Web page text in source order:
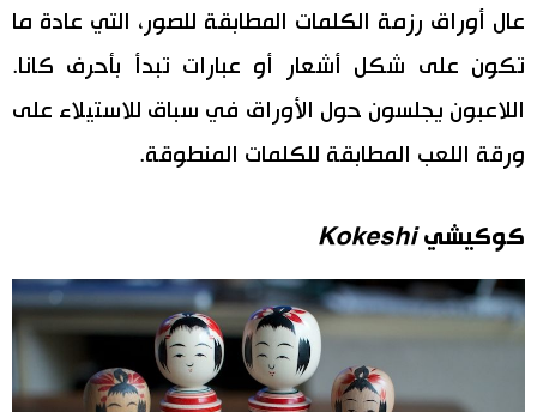
عال أوراق رزمة الكلمات المطابقة للصور، التي عادة ما
تكون على شكل أشعار أو عبارات تبدأ بأحرف كانا.
اللاعبون يجلسون حول الأوراق في سباق للاستيلاء على
ورقة اللعب المطابقة للكلمات المنطوقة.
كوكيشيKokeshi